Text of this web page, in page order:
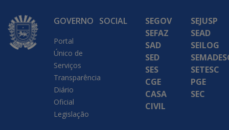
GOVERNO
Portal
Único de
Serviços
Transparência
Diário
Oficial
Legislação
SOCIAL
SEGOV
SEFAZ
SAD
SED
SES
CGE
CASA
CIVIL
SEJUSP
SEAD
SEILOG
SETESC
PGE
SEC